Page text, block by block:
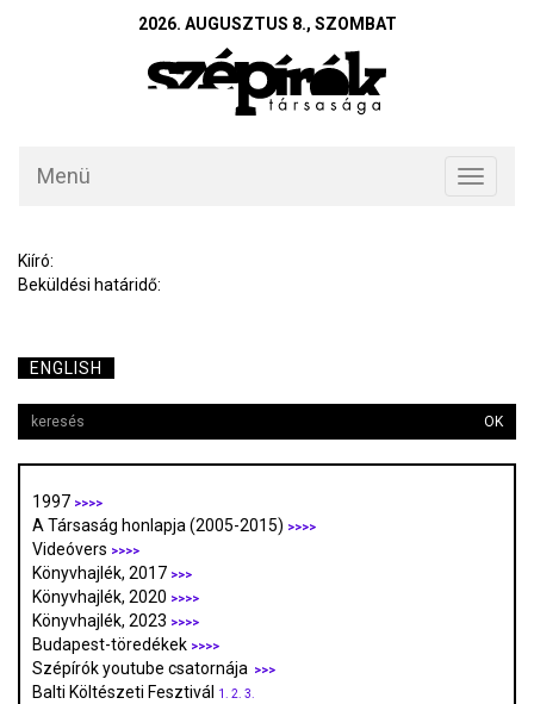
2026. AUGUSZTUS 8., SZOMBAT
Toggle
Menü
Kiíró:
Beküldési határidő:
ENGLISH
OK
1997 >>>>
A Társaság honlapja (2005-2015) >>>>
Videóvers >>>>
Könyvhajlék, 2017 >>>
Könyvhajlék, 2020 >>>>
Könyvhajlék, 2023 >>>>
Budapest-töredékek >>>>
Szépírók youtube csatornája >>>
Balti Költészeti Fesztivál 1. 2. 3.